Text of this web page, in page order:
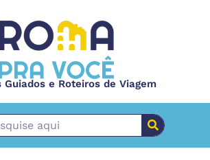
Guiados e Roteiros de Viagem